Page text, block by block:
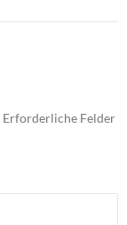
Erforderliche Felder